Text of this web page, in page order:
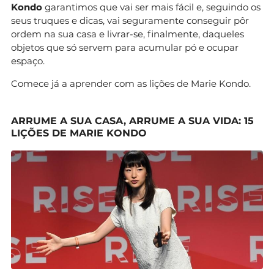
Kondo garantimos que vai ser mais fácil e, seguindo os
seus truques e dicas, vai seguramente conseguir pôr
ordem na sua casa e livrar-se, finalmente, daqueles
objetos que só servem para acumular pó e ocupar
espaço.
Comece já a aprender com as lições de Marie Kondo.
ARRUME A SUA CASA, ARRUME A SUA VIDA: 15
LIÇÕES DE MARIE KONDO